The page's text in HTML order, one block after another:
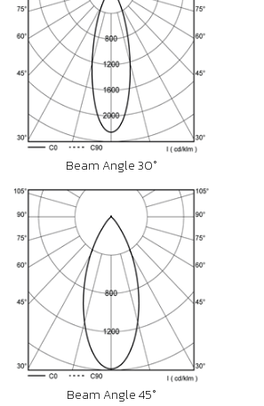
Beam Angle 30°
Beam Angle 45°